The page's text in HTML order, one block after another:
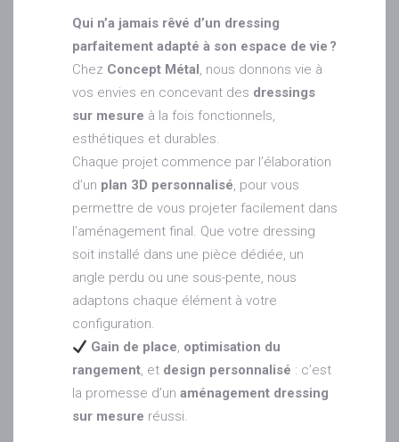
Qui n’a jamais rêvé d’un dressing
parfaitement adapté à son espace de vie ?
Chez Concept Métal, nous donnons vie à
vos envies en concevant des dressings
sur mesure à la fois fonctionnels,
esthétiques et durables.
Chaque projet commence par l’élaboration
d’un plan 3D personnalisé, pour vous
permettre de vous projeter facilement dans
l’aménagement final. Que votre dressing
soit installé dans une pièce dédiée, un
angle perdu ou une sous-pente, nous
adaptons chaque élément à votre
configuration.
Gain de place, optimisation du
rangement, et design personnalisé : c’est
la promesse d’un aménagement dressing
sur mesure réussi.